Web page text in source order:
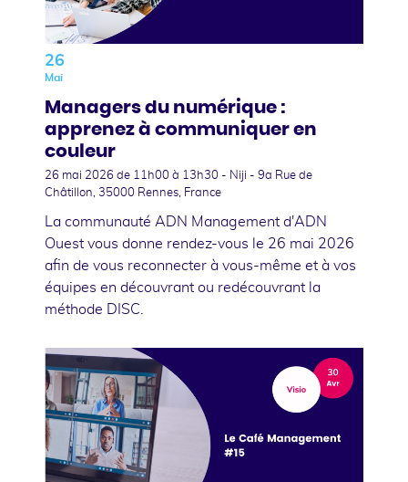
26
Mai
Managers du numérique :
apprenez à communiquer en
couleur
26 mai 2026 de 11h00 à 13h30 - Niji - 9a Rue de
Châtillon, 35000 Rennes, France
La communauté ADN Management d'ADN
Ouest vous donne rendez-vous le 26 mai 2026
afin de vous reconnecter à vous-même et à vos
équipes en découvrant ou redécouvrant la
méthode DISC.